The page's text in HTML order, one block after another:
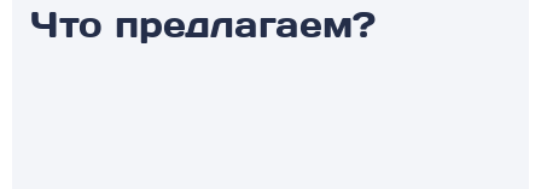
Что предлагаем?